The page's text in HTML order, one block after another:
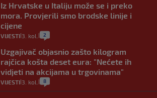
Iz Hrvatske u Italiju može se i preko
mora. Provjerili smo brodske linije i
cijene
VIJESTI 3. kol. 2
Uzgajivač objasnio zašto kilogram
rajčica košta deset eura: "Nećete ih
vidjeti na akcijama u trgovinama"
VIJESTI 3. kol. 8